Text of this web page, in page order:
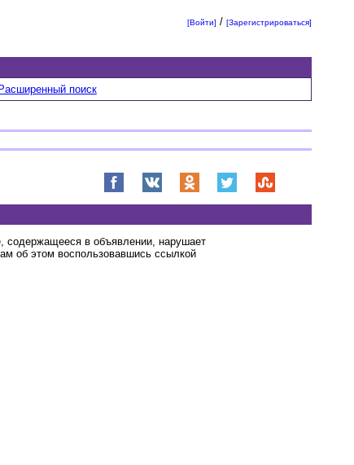
[Войти] /[Зарегистрироваться]
Расширенный поиск
содержащееся в объявлении, нарушает
об этом воспользовавшись ссылкой